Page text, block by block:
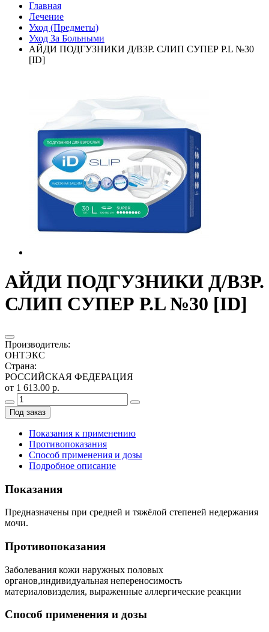
Главная
Лечение
Уход (Предметы)
Уход За Больными
АЙДИ ПОДГУЗНИКИ Д/ВЗР. СЛИП СУПЕР Р.L №30
[ID]
АЙДИ ПОДГУЗНИКИ Д/ВЗР.
СЛИП СУПЕР Р.L №30 [ID]
Производитель:
ОНТЭКС
Страна:
РОССИЙСКАЯ ФЕДЕРАЦИЯ
от 1 613.00 р.
Под заказ
Показания к применению
Противопоказания
Способ применения и дозы
Подробное описание
Показания
Предназначены при средней и тяжёлой степеней недержания
мочи.
Противопоказания
Заболевания кожи наружных половых
органов,индивидуальная непереносимость
материаловизделия, выраженные аллергические реакции
Способ применения и дозы